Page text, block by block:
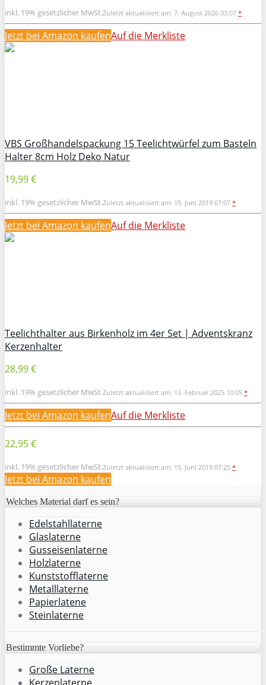
inkl. 19% gesetzlicher MwSt.Zuletzt aktualisiert am: 7. August 2026 03:07 *
Jetzt bei Amazon kaufenAuf die Merkliste
VBS Großhandelspackung 15 Teelichtwürfel zum Basteln
Halter 8cm Holz Deko Natur
19,99 €
inkl. 19% gesetzlicher MwSt.Zuletzt aktualisiert am: 15. Juni 2019 07:07 *
Jetzt bei Amazon kaufenAuf die Merkliste
Teelichthalter aus Birkenholz im 4er Set | Adventskranz
Kerzenhalter
28,99 €
inkl. 19% gesetzlicher MwSt.Zuletzt aktualisiert am: 13. Februar 2025 10:05 *
Jetzt bei Amazon kaufenAuf die Merkliste
22,95 €
inkl. 19% gesetzlicher MwSt.Zuletzt aktualisiert am: 15. Juni 2019 07:25 *
Jetzt bei Amazon kaufen
Welches Material darf es sein?
Edelstahllaterne
Glaslaterne
Gusseisenlaterne
Holzlaterne
Kunststofflaterne
Metalllaterne
Papierlatene
Steinlaterne
Bestimmte Vorliebe?
Große Laterne